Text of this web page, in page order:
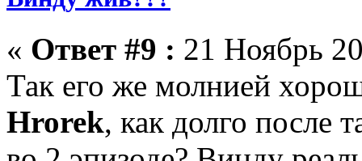
« Ответ #9 : 21 Ноябрь
Так его же молнией
Hrorek, как долго после